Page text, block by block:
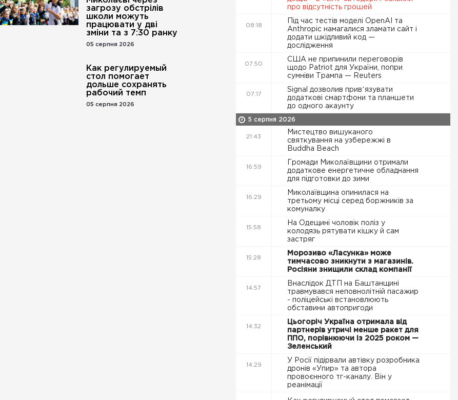
загрозу обстрілів
школи можуть
працювати у дві
зміни та з 7:30 ранку
05 серпня 2026
Как регулируемый
стол помогает
дольше сохранять
рабочий темп
05 серпня 2026
про відсутність грошей
08:18
Під час тестів моделі OpenAI та
Anthropic намагалися зламати сайт і
додати шкідливий код —
дослідження
07:50
США не припинили переговорів
щодо Patriot для України, попри
сумніви Трампа — Reuters
07:17
Signal дозволив привʼязувати
додаткові смартфони та планшети
до одного акаунту
5 серпня 2026
21:43
Мистецтво вишуканого
святкування на узбережжі в
Buddha Beach
16:59
Громади Миколаївщини отримали
додаткове енергетичне обладнання
для підготовки до зими
16:29
Миколаївщина опинилася на
третьому місці серед боржників за
комуналку
15:58
На Одещині чоловік поліз у
колодязь рятувати кішку й сам
застряг
15:28
Морозиво «Ласунка» може
тимчасово зникнути з магазинів.
Росіяни знищили склад компанії
14:57
Внаслідок ДТП на Баштанщині
травмувався неповнолітній пасажир
- поліцейські встановлюють
обставини автопригоди
14:32
Цьогоріч Україна отримала від
партнерів утричі менше ракет для
ППО, порівнюючи із 2025 роком —
Зеленський
14:29
У Росії підірвали автівку розробника
дронів «Упир» та автора
провоєнного тг-каналу. Він у
реанімації